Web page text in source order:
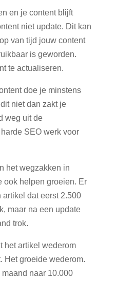
en je content blijft
niet update. Dit kan
van tijd jouw content
is geworden.
te actualiseren.
doe je minstens
niet dan zakt je
weg uit de
SEO werk voor
het wegzakken in
ook helpen groeien. Er
dat eerst 2.500
maar na een update
trok.
het artikel wederom
Het groeide wederom.
naar 10.000